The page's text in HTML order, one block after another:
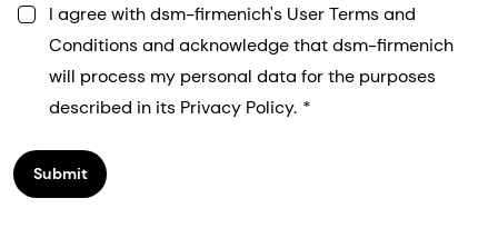
I agree with dsm-firmenich's User Terms and
Conditions and acknowledge that dsm-firmenich
will process my personal data for the purposes
described in its Privacy Policy.
Submit